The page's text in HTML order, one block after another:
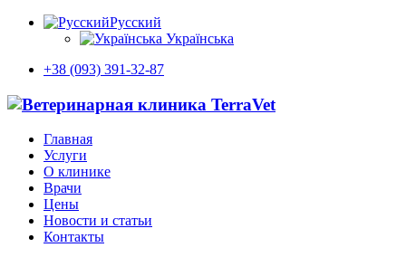
Русский
Українська
+38 (093) 391-32-87
Главная
Услуги
О клинике
Врачи
Цены
Новости и статьи
Контакты